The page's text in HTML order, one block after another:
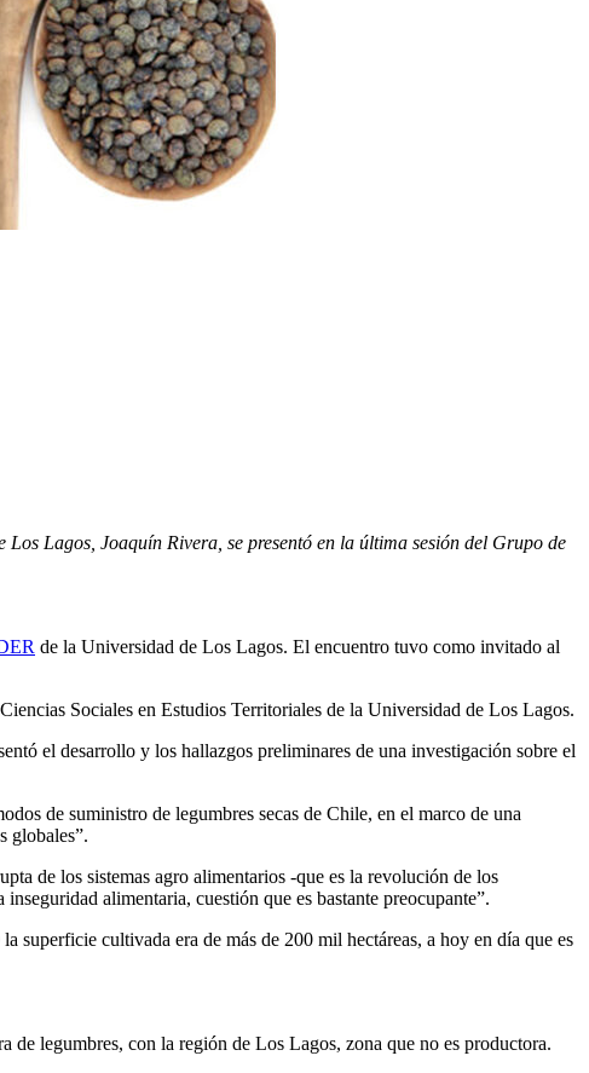
Lagos, Joaquín Rivera, se presentó en la última sesión del Grupo de
de la Universidad de Los Lagos. El encuentro tuvo como invitado al
Sociales en Estudios Territoriales de la Universidad de Los Lagos.
el desarrollo y los hallazgos preliminares de una investigación sobre el
de suministro de legumbres secas de Chile, en el marco de una
globales”.
de los sistemas agro alimentarios -que es la revolución de los
alimentaria, cuestión que es bastante preocupante”.
superficie cultivada era de más de 200 mil hectáreas, a hoy en día que es
legumbres, con la región de Los Lagos, zona que no es productora.